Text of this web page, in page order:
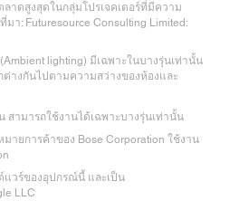
าดสูงสุดในกลุ่มโปรเจคเตอร์ที่มีความ
มา: Futuresource Consulting Limited:
lighting) มีเฉพาะในบางรุ่นเท่านั้น
างกันไปตามความสว่างของห้องและ
สามารถใช้งานได้เฉพาะบางรุ่นเท่านั้น
มายการค้าของ Bose Corporation ใช้งาน
แวร์ของอุปกรณ์นี้ และเป็น
LLC